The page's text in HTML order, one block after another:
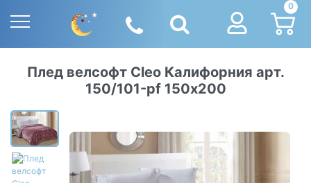
0
Плед велсофт Cleo Калифорния арт.
150/101-pf 150х200